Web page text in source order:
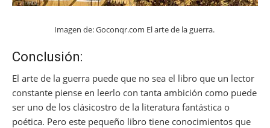
Imagen de: Goconqr.com El arte de la guerra.
Conclusión:
El arte de la guerra puede que no sea el libro que un lector
constante piense en leerlo con tanta ambición como puede
ser uno de los clásicostro de la literatura fantástica o
poética. Pero este pequeño libro tiene conocimientos que